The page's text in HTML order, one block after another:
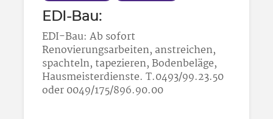
EDI-Bau:
EDI-Bau: Ab sofort
Renovierungsarbeiten, anstreichen,
spachteln, tapezieren, Bodenbeläge,
Hausmeisterdienste. T.0493/99.23.50
oder 0049/175/896.90.00